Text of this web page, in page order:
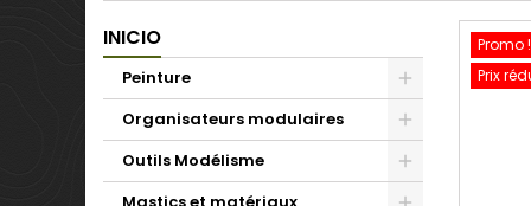
INICIO
Peinture
Organisateurs modulaires
Outils Modélisme
Promo !
Prix